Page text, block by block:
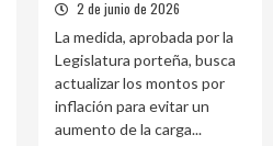
2 de junio de 2026
La medida, aprobada por la
Legislatura porteña, busca
actualizar los montos por
inflación para evitar un
aumento de la carga...